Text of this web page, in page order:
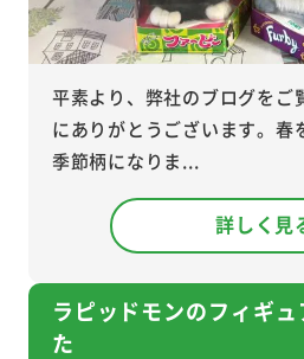
平素より、弊社のブログをご
にありがとうございます。春
季節柄になりま...
詳しく見
ラピッドモンのフィギ
た